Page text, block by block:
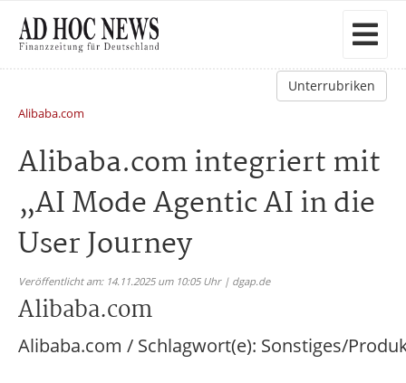
Unterrubriken
Alibaba.com
Alibaba.com integriert mit
„AI Mode Agentic AI in die
User Journey
Veröffentlicht am: 14.11.2025 um 10:05 Uhr | dgap.de
Alibaba.com
Alibaba.com / Schlagwort(e): Sonstiges/